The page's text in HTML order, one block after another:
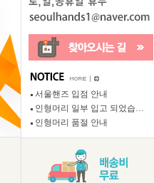
서울핸즈 입점 안내
인형머리 일부 입고 되었습…
인형머리 품절 안내